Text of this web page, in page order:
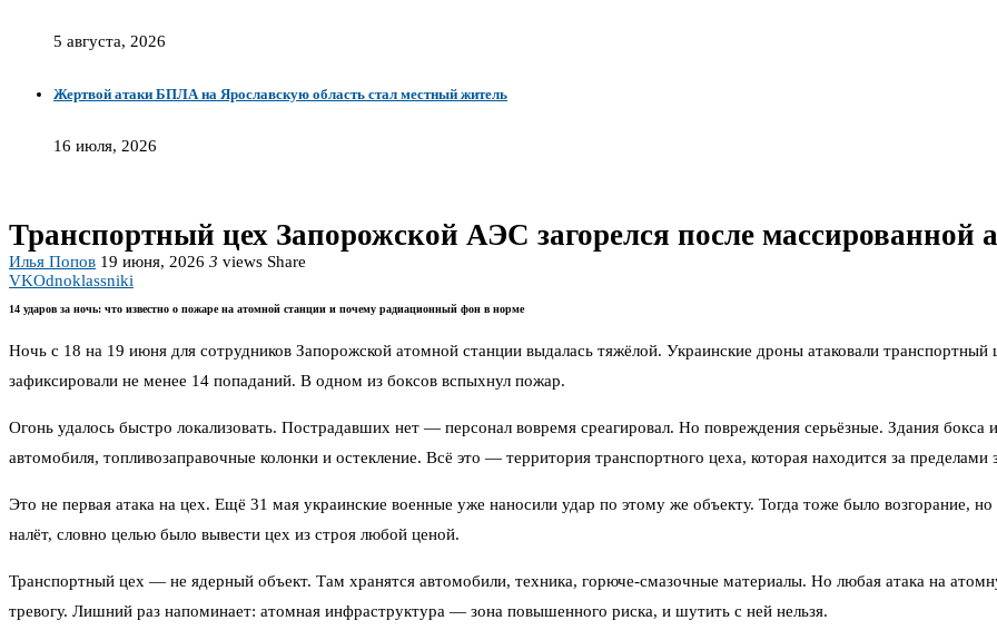
5 августа, 2026
Жертвой атаки БПЛА на Ярославскую область стал местный житель
16 июля, 2026
Транспортный цех Запорожской АЭС загорелся после массированной
Илья Попов 19 июня, 2026 3 views Share
VKOdnoklassniki
14 ударов за ночь: что известно о пожаре на атомной станции и почему радиационный фон в норме
Ночь с 18 на 19 июня для сотрудников Запорожской атомной станции выдалась тяжёлой. Украинские дроны атаковали
зафиксировали не менее 14 попаданий. В одном из боксов вспыхнул пожар.
Огонь удалось быстро локализовать. Пострадавших нет — персонал вовремя среагировал. Но повреждения серьёзные. Здания
автомобиля, топливозаправочные колонки и остекление. Всё это — территория транспортного цеха, которая находится за
Это не первая атака на цех. Ещё 31 мая украинские военные уже наносили удар по этому же объекту. Тогда тоже было возгорание,
налёт, словно целью было вывести цех из строя любой ценой.
Транспортный цех — не ядерный объект. Там хранятся автомобили, техника, горюче-смазочные материалы. Но любая атака на
тревогу. Лишний раз напоминает: атомная инфраструктура — зона повышенного риска, и шутить с ней нельзя.